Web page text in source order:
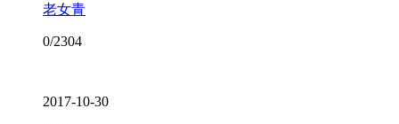
老女青
0/2304
2017-10-30